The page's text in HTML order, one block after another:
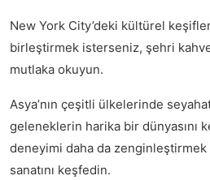
New York City’deki kültürel
birleştirmek isterseniz, şehri
mutlaka okuyun.
Asya’nın çeşitli ülkelerinde
geleneklerin harika bir dünyasını
deneyimi daha da zenginleştirmek
sanatını keşfedin.